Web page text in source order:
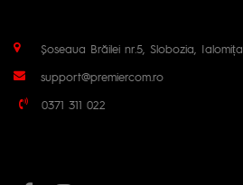
Șoseaua Brăilei nr.5, Slobozia, Ialomița
support@premiercom.ro
0371 311 022